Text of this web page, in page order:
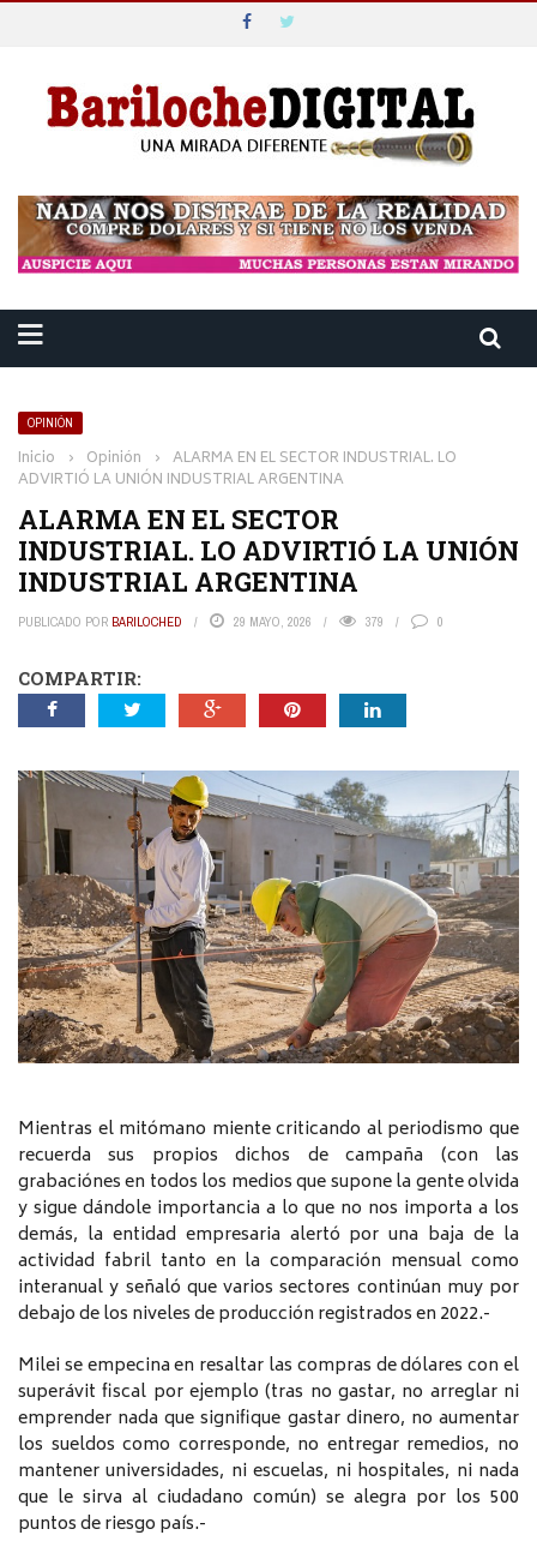
OPINIÓN
Inicio › Opinión › ALARMA EN EL SECTOR INDUSTRIAL. LO
ADVIRTIÓ LA UNIÓN INDUSTRIAL ARGENTINA
ALARMA EN EL SECTOR
INDUSTRIAL. LO ADVIRTIÓ LA UNIÓN
INDUSTRIAL ARGENTINA
PUBLICADO POR BARILOCHED 29 MAYO, 2026 379 0
COMPARTIR:
Mientras el mitómano miente criticando al periodismo que
recuerda sus propios dichos de campaña (con las
grabaciónes en todos los medios que supone la gente olvida
y sigue dándole importancia a lo que no nos importa a los
demás, la entidad empresaria alertó por una baja de la
actividad fabril tanto en la comparación mensual como
interanual y señaló que varios sectores continúan muy por
debajo de los niveles de producción registrados en 2022.-
Milei se empecina en resaltar las compras de dólares con el
superávit fiscal por ejemplo (tras no gastar, no arreglar ni
emprender nada que signifique gastar dinero, no aumentar
los sueldos como corresponde, no entregar remedios, no
mantener universidades, ni escuelas, ni hospitales, ni nada
que le sirva al ciudadano común) se alegra por los 500
puntos de riesgo país.-